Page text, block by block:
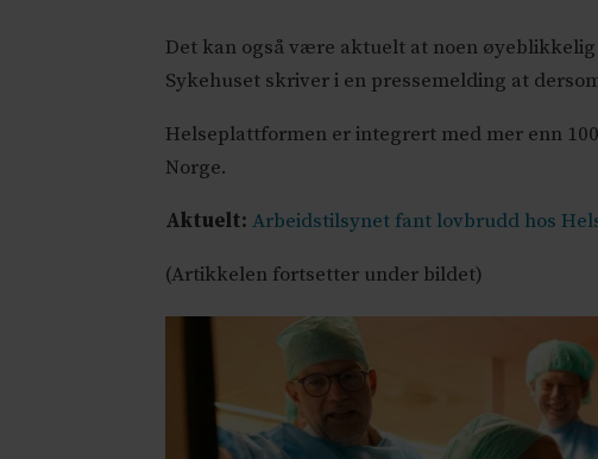
Det kan også være aktuelt at noen
Sykehuset skriver i en pressemelding at
Helseplattformen er integrert med mer enn
Norge.
Aktuelt: Arbeidstilsynet fant lovbrudd hos
(Artikkelen fortsetter under bildet)